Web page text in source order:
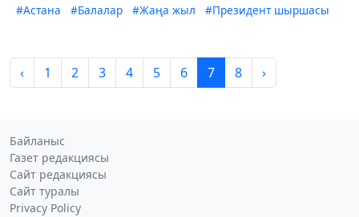
#Астана #Балалар #Жаңа жыл #Президент шыршасы
‹ 1 2 3 4 5 6 7 8 ›
Байланыс
Газет редакциясы
Сайт редакциясы
Сайт туралы
Privacy Policy